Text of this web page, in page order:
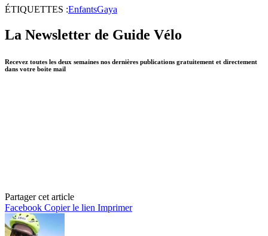
ÉTIQUETTES :EnfantsGaya
La Newsletter de Guide Vélo
Recevez toutes les deux semaines nos dernières publications gratuitement et directement
dans votre boite mail
Partager cet article
Facebook Copier le lien Imprimer